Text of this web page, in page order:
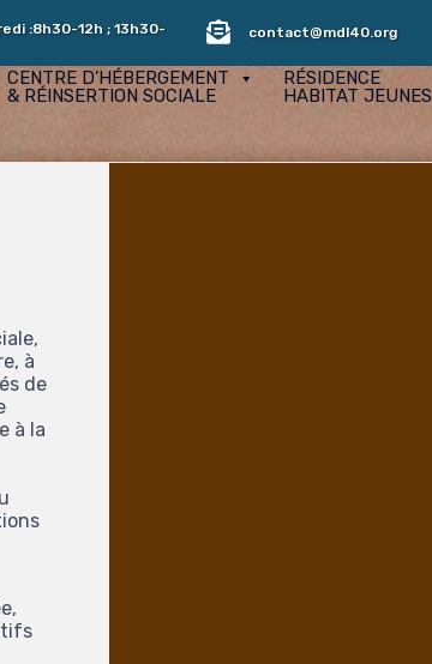
:8h30-12h ; 13h30- contact@mdl40.org
CENTRE D’HÉBERGEMENT
& RÉINSERTION SOCIALE
RÉSIDENCE
HABITAT JEUNES
à
de
à la